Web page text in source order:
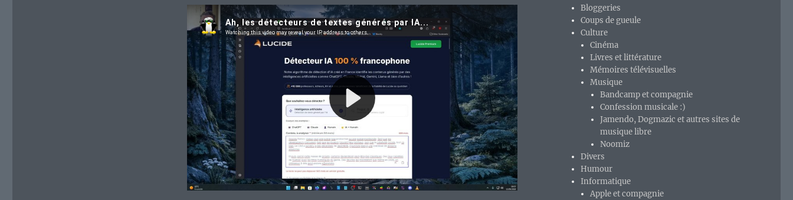
Bloggeries
Coups de gueule
Culture
Cinéma
Livres et littérature
Mémoires télévisuelles
Musique
Bandcamp et compagnie
Confession musicale :)
Jamendo, Dogmazic et autres sites de
musique libre
Noomiz
Divers
Humour
Informatique
Apple et compagnie